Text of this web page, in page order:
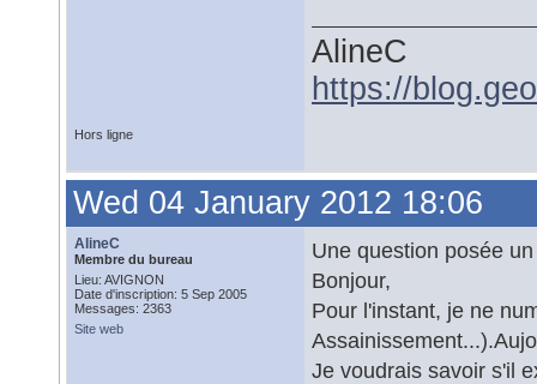
AlineC
https://
Hors ligne
Wed 04 January 2012 18:06
AlineC
Membre du bureau
Lieu: AVIGNON
Date d'inscription: 5 Sep 2005
Messages: 2363
Site web
Une question posée
Bonjour,
Pour l'instant, je ne
Je voudrais savoir s'il